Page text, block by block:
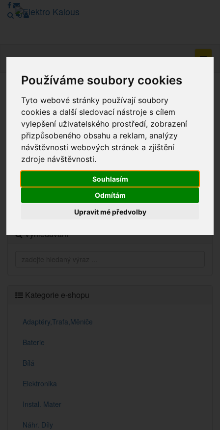
Používáme soubory cookies
Tyto webové stránky používají soubory
cookies a další sledovací nástroje s cílem
vylepšení uživatelského prostředí, zobrazení
přizpůsobeného obsahu a reklam, analýzy
návštěvnosti webových stránek a zjištění
zdroje návštěvnosti.
Souhlasím
Odmítám
Upravit mé předvolby
Vážení zákazníci, v tuto chvíli je Náš internetový obchod v
režimu Katalogu. Objednávky on-line nyní nelze vyřídit.
Děkujeme za pochopení.
Výprodej
Vyhledávání
Kategorie e-shopu
Adaptéry,Trafa,Měniče
Baterie
Bílá
Elektronika
Instal. Mater
Náhr. Díly